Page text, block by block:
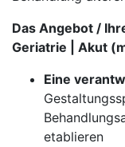
Das Angebot /
Geriatrie | Akut
Eine
etablieren